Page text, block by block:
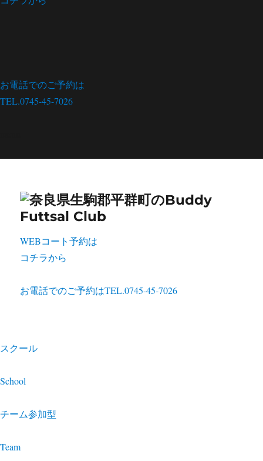
お電話でのご予約は
TEL.0745-45-7026
WEBコート予約は
コチラから
お電話でのご予約はTEL.0745-45-7026
スクール
School
チーム参加型
Team